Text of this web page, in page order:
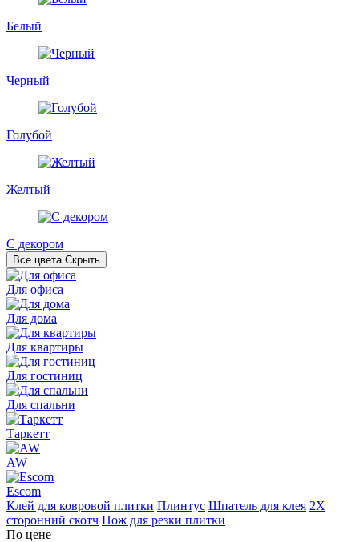
Белый
Черный
Голубой
Желтый
С декором
Все цвета Скрыть
Для офиса
Для дома
Для квартиры
Для гостиниц
Для спальни
Таркетт
AW
Escom
Клей для ковровой плитки Плинтус Шпатель для клея 2Х
сторонний скотч Нож для резки плитки
По цене